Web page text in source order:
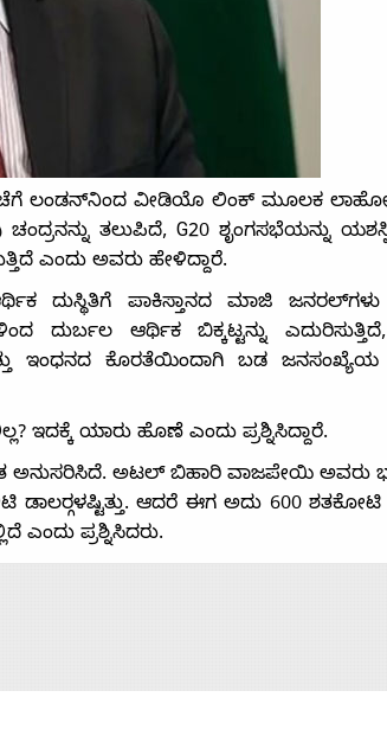
ಲಂಡನ್‌ನಿಂದ ವೀಡಿಯೊ ಲಿಂಕ್ ಮೂಲಕ
ತಲುಪಿದೆ, G20 ಶೃಂಗಸಭೆಯನ್ನು
ಎಂದು ಅವರು ಹೇಳಿದ್ದಾರೆ.
ದುಸ್ಥಿತಿಗೆ ಪಾಕಿಸ್ತಾನದ ಮಾಜಿ ಜನರಲ್‌ಗಳು
ದುರ್ಬಲ ಆರ್ಥಿಕ ಬಿಕ್ಕಟ್ಟನ್ನು
ಇಂಧನದ ಕೊರತೆಯಿಂದಾಗಿ ಬಡ
ಇದಕ್ಕೆ ಯಾರು ಹೊಣೆ ಎಂದು ಪ್ರಶ್ನಿಸಿದ್ದಾರೆ.
ಅನುಸರಿಸಿದೆ. ಅಟಲ್ ಬಿಹಾರಿ ವಾಜಪೇಯಿ ಅವರು
ಆದರೆ ಈಗ ಅದು 600 ಶತಕೋಟಿ
ಎಂದು ಪ್ರಶ್ನಿಸಿದರು.